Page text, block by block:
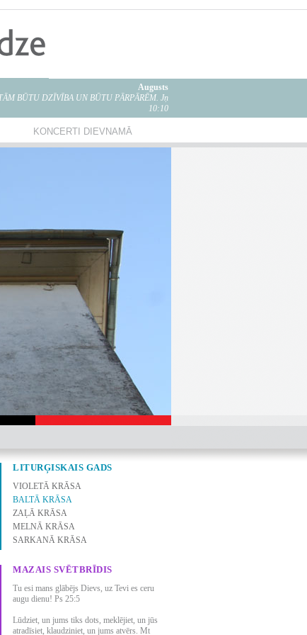
Augusts
BŪTU DZĪVĪBA UN BŪTU PĀRPĀRĒM. Jņ
10:10
KONCERTI DIEVNAMĀ
LITURĢISKAIS GADS
VIOLETĀ KRĀSA
BALTĀ KRĀSA
ZAĻĀ KRĀSA
MELNĀ KRĀSA
SARKANĀ KRĀSA
MAZAIS SVĒTBRĪDIS
Tu esi mans glābējs Dievs, uz Tevi es ceru
augu dienu! Ps 25:5
Lūdziet, un jums tiks dots, meklējiet, un jūs
atradīsiet, klaudziniet, un jums atvērs. Mt